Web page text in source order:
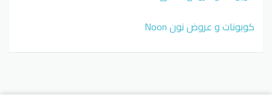
كوبونات و عروض نون Noon